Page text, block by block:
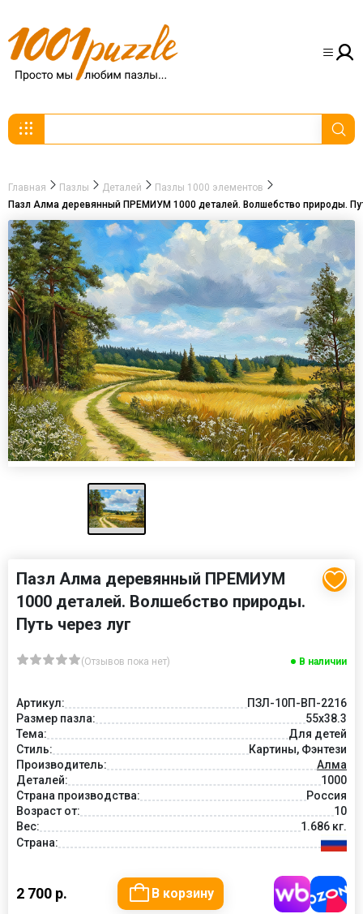
Главная Пазлы Деталей
Пазлы 1000 элементов
Пазл Алма деревянный ПРЕМИУМ 1000 деталей. Волшебство природы.
Пазл Алма деревянный ПРЕМИУМ
1000 деталей. Волшебство природы.
Путь через луг
(Отзывов пока нет) В наличии
Артикул:
ПЗЛ-10П-ВП-2216
Размер пазла:
55х38.3
Тема:
Для детей
Стиль:
Картины, Фэнтези
Производитель:
Алма
Деталей:
1000
Страна производства:
Россия
Возраст от:
10
Вес:
1.686 кг.
Страна:
2 700 р. В корзину